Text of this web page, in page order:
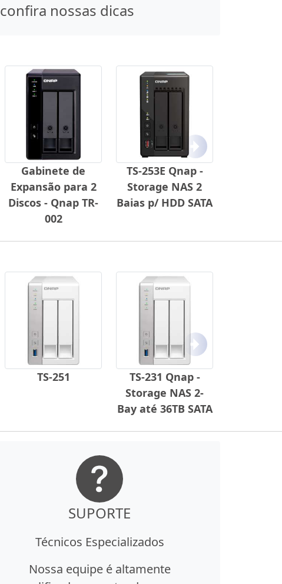
confira nossas dicas
Gabinete de
Expansão para 2
Discos - Qnap TR-
002
TS-253E Qnap -
Storage NAS 2
Baias p/ HDD SATA
Próximo
TS-251
TS-231 Qnap -
Storage NAS 2-
Bay até 36TB SATA
Próximo
SUPORTE
Técnicos Especializados
Nossa equipe é altamente